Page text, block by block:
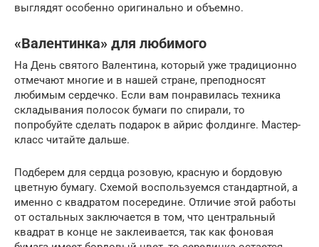
выглядят особенно оригинально и объемно.
«Валентинка» для любимого
На День святого Валентина, который уже традиционно
отмечают многие и в нашей стране, преподносят
любимым сердечко. Если вам понравилась техника
складывания полосок бумаги по спирали, то
попробуйте сделать подарок в айрис фолдинге. Мастер-
класс читайте дальше.
Подберем для сердца розовую, красную и бордовую
цветную бумагу. Схемой воспользуемся стандартной, а
именно с квадратом посередине. Отличие этой работы
от остальных заключается в том, что центральный
квадрат в конце не заклеивается, так как фоновая